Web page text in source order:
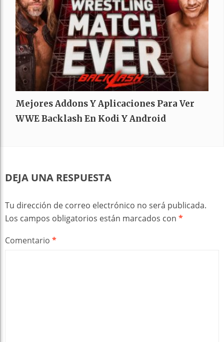
Mejores Addons Y Aplicaciones Para Ver
WWE Backlash En Kodi Y Android
DEJA UNA RESPUESTA
Tu dirección de correo electrónico no será publicada.
Los campos obligatorios están marcados con *
Comentario *